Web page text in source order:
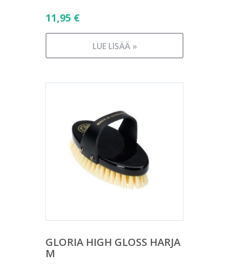
11,95 €
LUE LISÄÄ »
GLORIA HIGH GLOSS HARJA
M